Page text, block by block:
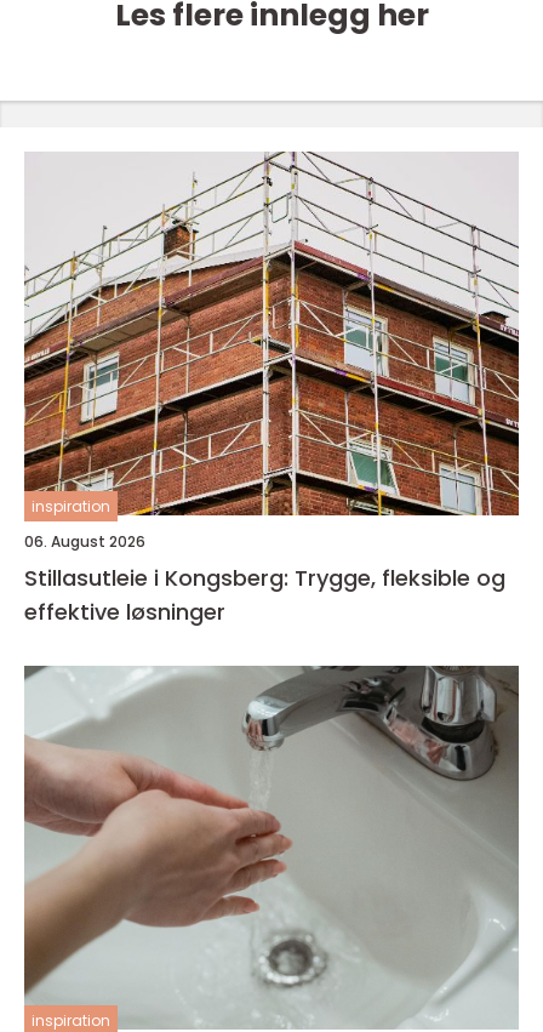
Les flere innlegg her
inspiration
06. August 2026
Stillasutleie i Kongsberg: Trygge, fleksible og
effektive løsninger
inspiration